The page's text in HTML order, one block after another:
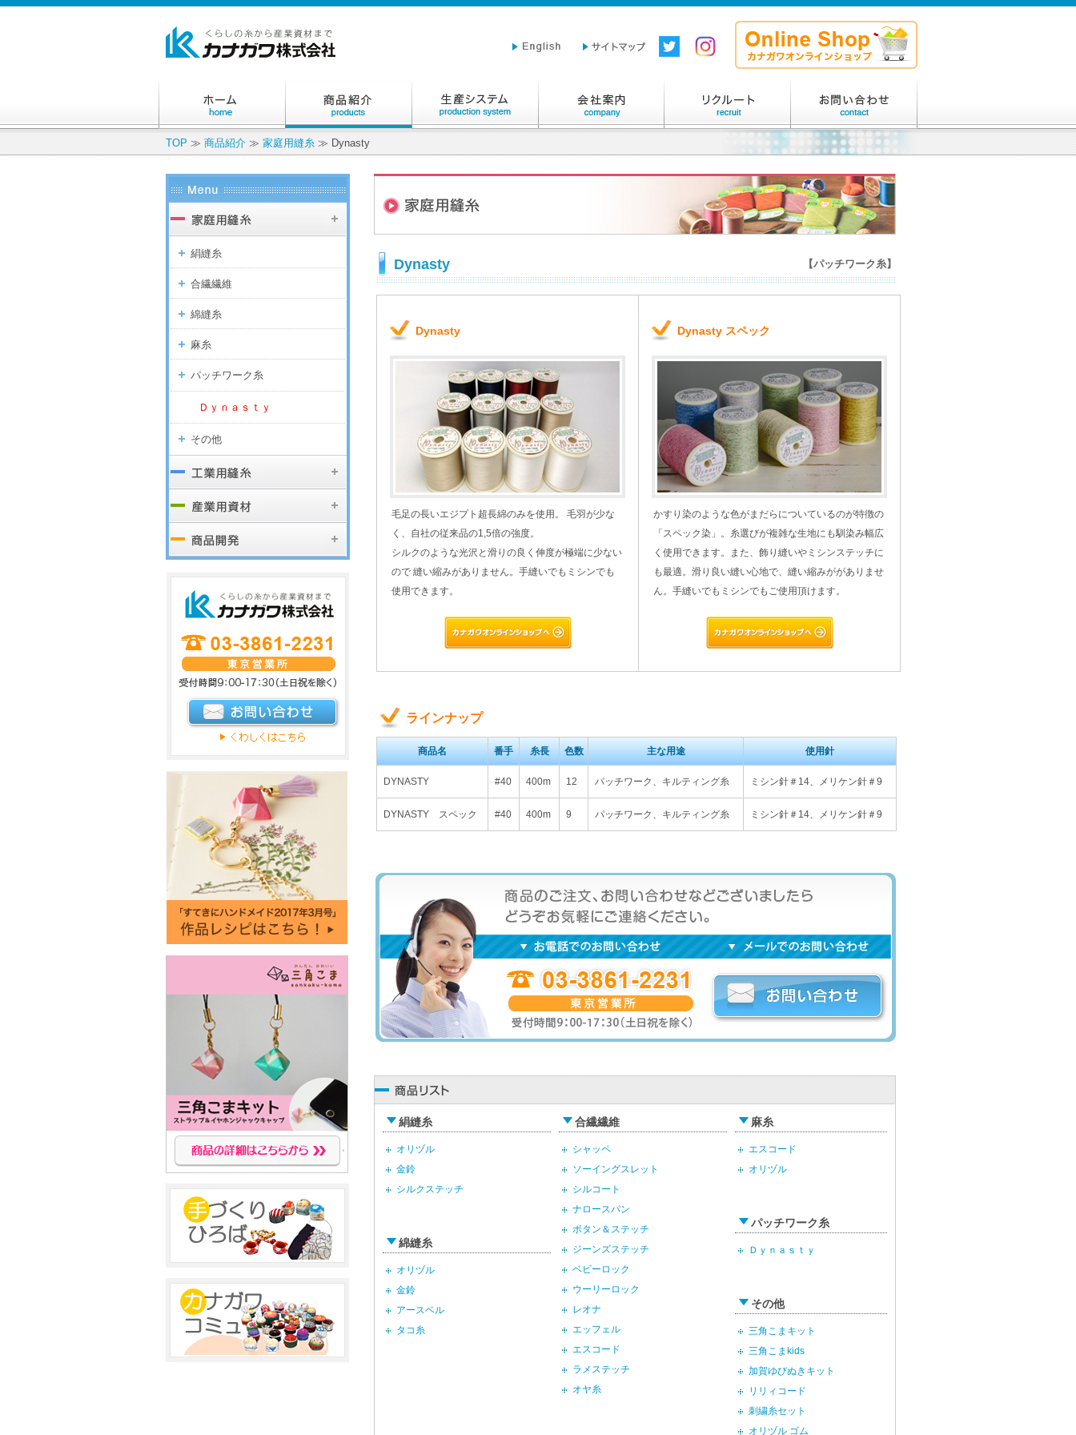
TOP≫商品紹介≫家庭用縫糸≫ Dynasty
Dynasty 【パッチワーク糸】
Dynasty
毛足の長いエジプト超長綿のみを使用。 毛羽が少な
く、自社の従来品の1,5倍の強度。
シルクのような光沢と滑りの良く伸度が極端に少ない
ので 縫い縮みがありません。手縫いでもミシンでも
使用できます。
Dynasty スペック
かすり染のような色がまだらについているのが特徴の
「スペック染」。糸選びが複雑な生地にも馴染み幅広
く使用できます。また、飾り縫いやミシンステッチに
も最適。滑り良い縫い心地で、縫い縮みががありませ
ん。手縫いでもミシンでもご使用頂けます。
ラインナップ
商品名 番手 糸長 色数 主な用途 使用針
DYNASTY #40 400m 12 パッチワーク、キルティング糸 ミシン針＃14、メリケン針＃9
DYNASTY スペック #40 400m 9 パッチワーク、キルティング糸 ミシン針＃14、メリケン針＃9
絹縫糸
オリヅル
金鈴
シルクステッチ
綿縫糸
オリヅル
金鈴
アースベル
タコ糸
合繊繊維
シャッペ
ソーイングスレット
シルコート
ナロースパン
ボタン＆ステッチ
ジーンズステッチ
ベビーロック
ウーリーロック
レオナ
エッフェル
エスコード
ラメステッチ
オヤ糸
麻糸
エスコード
オリヅル
パッチワーク糸
Ｄｙｎａｓｔｙ
その他
三角こまキット
三角こまkids
加賀ゆびぬきキット
リリィコード
刺繍糸セット
オリヅル ゴム
絹縫糸
合繊繊維
綿縫糸
麻糸
パッチワーク糸
Ｄｙｎａｓｔｙ
その他